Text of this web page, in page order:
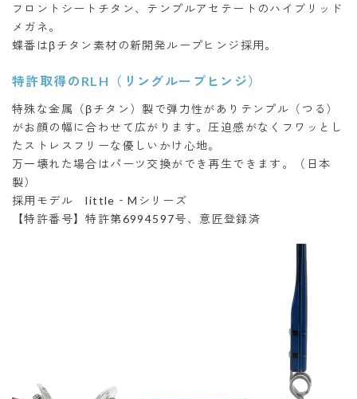
フロントシートチタン、テンプルアセテートのハイブリッド
メガネ。
蝶番はβチタン素材の新開発ループヒンジ採用。
特許取得のRLH（リングループヒンジ）
特殊な金属（βチタン）製で弾力性がありテンプル（つる）
がお顔の幅に合わせて広がります。圧迫感がなくフワッとし
たストレスフリーな優しいかけ心地。
万一壊れた場合はパーツ交換ができ再生できます。（日本
製）
採用モデル little‐Mシリーズ
【特許番号】特許第6994597号、意匠登録済